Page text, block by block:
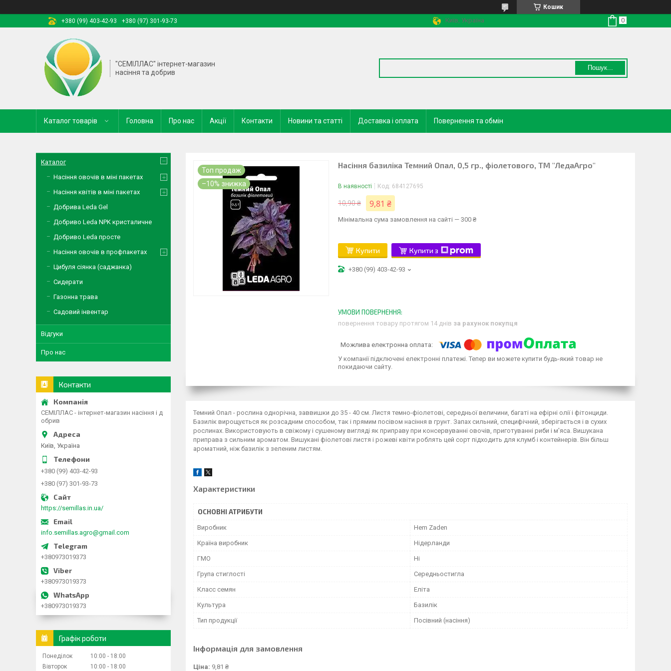
Кошик
+380 (99) 403-42-93
+380 (97) 301-93-73 Київ, Україна
"СЕМІЛЛАС" інтернет-магазин
насіння та добрив
Пошук...
Каталог товарів Головна Про нас Акції Контакти Новини та статті Доставка і оплата Повернення та обмін
–10%
Топ продаж
Насіння базиліка Темний Опал, 0,5 гр., фіолетового, ТМ "ЛедаАгро"
В наявності Код: 684127695
10,90 ₴ 9,81 ₴
Мінімальна сума замовлення на сайті — 300 ₴
Купити Купити з
+380 (99) 403-42-93
повернення товару протягом 14 днів за рахунок покупця
У компанії підключені електронні платежі. Тепер ви можете купити будь-який товар не
покидаючи сайту.
Темний Опал - рослина однорічна, заввишки до 35 - 40 см. Листя темно-фіолетові, середньої величини, багаті на ефірні олії і фітонциди.
Базилік вирощується як розсадним способом, так і прямим посівом насіння в грунт. Запах сильний, специфічний, зберігається і в сухих
рослинах. Використовують в свіжому і сушеному вигляді як приправу при консервуванні овочів, приготуванні риби і м'яса. Вишукана
приправа з сильним ароматом. Вишукані фіолетові листя і рожеві квіти роблять цей сорт підходить для клумб і контейнерів. Він більш
ароматний, ніж базилік з зеленим листям.
Характеристики
ОСНОВНІ АТРИБУТИ
Виробник Hem Zaden
Країна виробник Нідерланди
ГМО Ні
Група стиглості Середньостигла
Класс семян Еліта
Культура Базилік
Тип продукції Посівний (насіння)
Інформація для замовлення
Ціна: 9,81 ₴
Каталог
Насіння овочів в міні пакетах
Насіння квітів в міні пакетах
Добрива Leda Gel
Добриво Leda NPK кристаличне
Добриво Leda просте
Насіння овочів в профпакетах
Цибуля сіянка (саджанка)
Сидерати
Газонна трава
Садовий інвентар
Відгуки
Про нас
Контакти
СЕМІЛЛАС - інтернет-магазин насіння і д
обрив
Київ, Україна
+380 (99) 403-42-93
+380 (97) 301-93-73
https://semillas.in.ua/
info.semillas.agro@gmail.com
+380973019373
+380973019373
+380973019373
Графік роботи
Понеділок 10:00
18:00
Вівторок
10:00
18:00